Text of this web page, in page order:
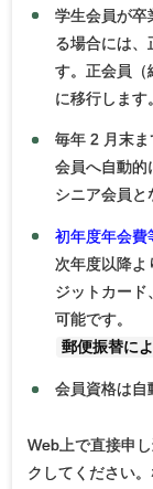
学生会員が卒
る場合には、
す。正会員（
に移行します。
毎年 2 月末
会員へ自動的
シニア会員と
初年度年会費
次年度以降よ
ジットカード
可能です。
郵便振替に
会員資格は自
Web上で直接申
クしてください